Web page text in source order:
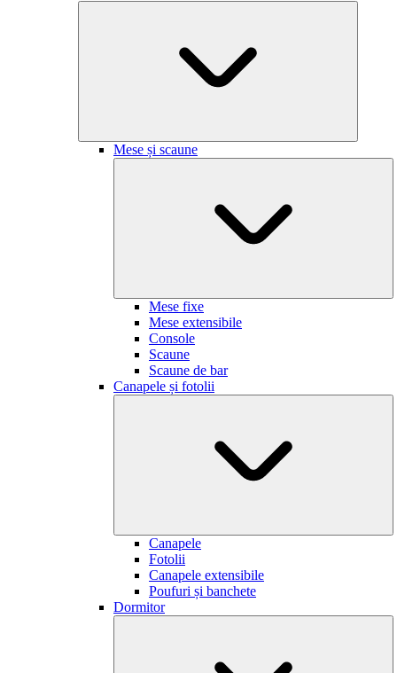
Mese și scaune
Mese fixe
Mese extensibile
Console
Scaune
Scaune de bar
Canapele și fotolii
Canapele
Fotolii
Canapele extensibile
Poufuri și banchete
Dormitor